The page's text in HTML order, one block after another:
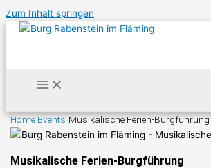
Zum Inhalt springen
HomeEvents Musikalische Ferien-Burgführung
Musikalische Ferien-Burgführung